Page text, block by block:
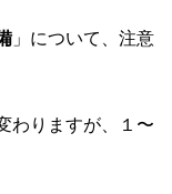
」について、注意
わりますが、１〜